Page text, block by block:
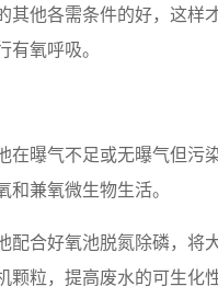
其他各需条件的好，这样
有氧呼吸。
在曝气不足或无曝气但污
和兼氧微生物生活。
配合好氧池脱氮除磷，将
颗粒，提高废水的可生化